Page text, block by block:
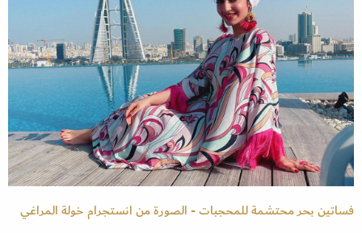
فساتين بحر محتشمة للمحجبات - الصورة من انستجرام خولة المراغي